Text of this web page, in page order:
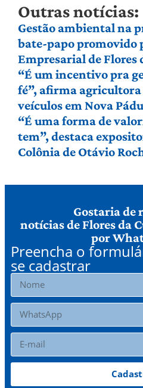
Outras notícias:
Gestão ambiental na
bate-papo promovido
Empresarial de Flores
“É um incentivo pra
fé”, afirma
veículos em Nova
“É uma forma de
tem”, destaca
Colônia de Otávio
Gostaria de
notícias de Flores da
por
Preencha o
se cadastrar